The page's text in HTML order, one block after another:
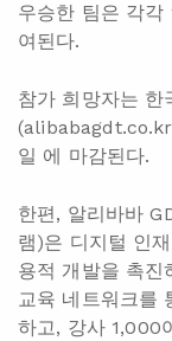
우승한 팀은 각각
여된다.
참가 희망자는 한
일 에 마감된다.
한편, 알리바바
램)은 디지털 인
용적 개발을 촉진
교육 네트워크를
하고, 강사 1,000